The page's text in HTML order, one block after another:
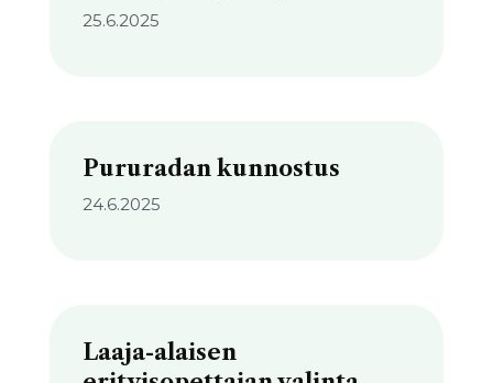
25.6.2025
Pururadan kunnostus
24.6.2025
Laaja-alaisen